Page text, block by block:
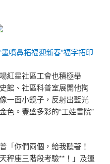
噴鼻拓福迎新春”福字拓印
紅星社區工會也積極舉
館、社區科普室展開他掏
一面小鏡子，反射出藍光
色。豐盛多彩的“工娃書院”
「你們兩個，給我聽著！
秤座三階段考驗**！」及運